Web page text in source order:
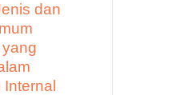
dan